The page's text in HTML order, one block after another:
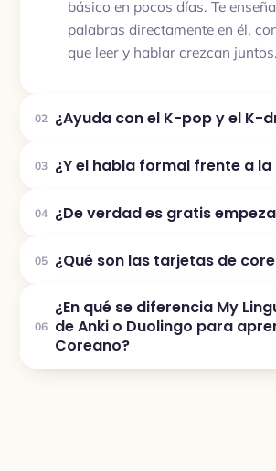
básico en pocos días. Te
palabras directamente en él,
que leer y hablar crezcan juntos.
02 ¿Ayuda con el K-pop y el K-
03 ¿Y el habla formal frente a
04 ¿De verdad es gratis
05 ¿Qué son las tarjetas de
06
¿En qué se diferencia My
de Anki o Duolingo para
Coreano?